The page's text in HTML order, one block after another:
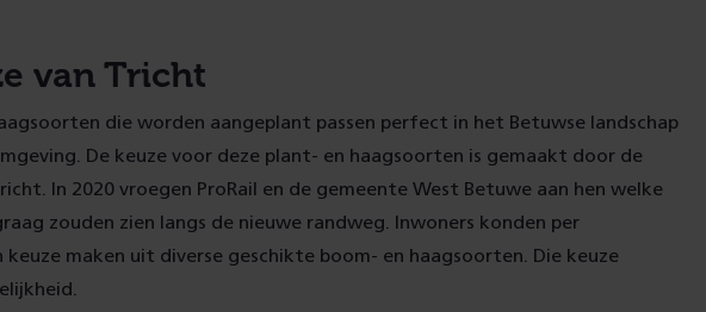
van Tricht
die worden aangeplant passen perfect in het Betuwse landschap
De keuze voor deze plant- en haagsoorten is gemaakt door de
In 2020 vroegen ProRail en de gemeente West Betuwe aan hen welke
zouden zien langs de nieuwe randweg. Inwoners konden per
keuze maken uit diverse geschikte boom- en haagsoorten. Die keuze